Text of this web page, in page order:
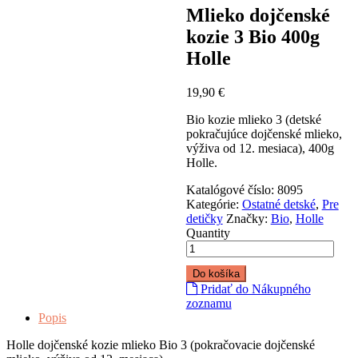
Mlieko dojčenské
kozie 3 Bio 400g
Holle
19,90 €
Bio kozie mlieko 3 (detské
pokračujúce dojčenské mlieko,
výživa od 12. mesiaca), 400g
Holle.
Katalógové číslo: 8095
Kategórie: Ostatné detské, Pre
detičky Značky: Bio, Holle
Quantity
Do košíka
Pridať do Nákupného
zoznamu
Popis
Holle dojčenské kozie mlieko Bio 3 (pokračovacie dojčenské